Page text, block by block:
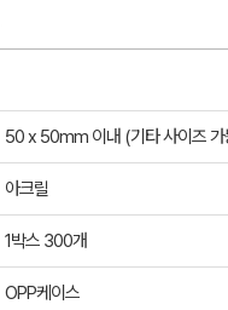
50 x 50mm 이내 (기타 사이즈 가
아크릴
1박스 300개
OPP케이스